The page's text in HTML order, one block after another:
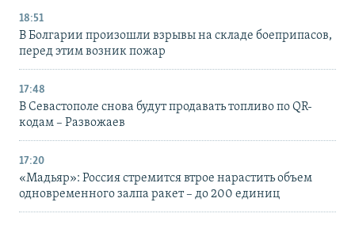
18:51
В Болгарии произошли взрывы на складе боеприпасов,
перед этим возник пожар
17:48
В Севастополе снова будут продавать топливо по QR-
кодам – Развожаев
17:20
«Мадьяр»: Россия стремится втрое нарастить объем
одновременного залпа ракет – до 200 единиц